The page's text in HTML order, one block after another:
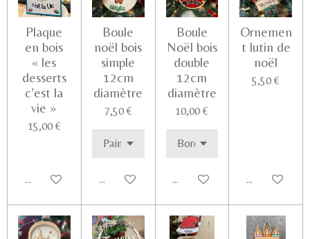
Plaque
en bois
« les
desserts
c’est la
vie »
15,00 €
Ajouter au panier
Boule
noël bois
simple
12cm
diamètre
7,50 €
Voir les détails
Boule
Noël bois
double
12cm
diamètre
10,00 €
Voir les détails
Ornemen
t lutin de
noël
5,50 €
Voir les